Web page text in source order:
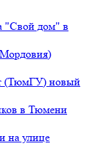
"Свой дом" в
(ТюмГУ) новый
в Тюмени
на улице